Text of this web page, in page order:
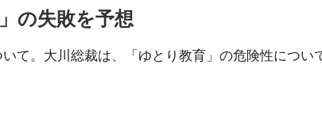
の失敗を予想
て。大川総裁は、「ゆとり教育」の危険性につい